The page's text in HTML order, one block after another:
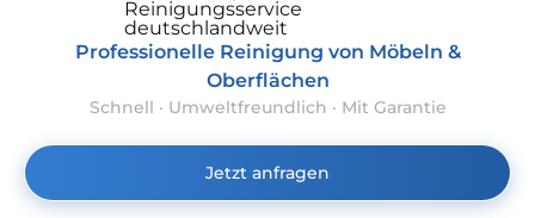
Professionelle Reinigung von Möbeln &
Oberflächen
Schnell · Umweltfreundlich · Mit Garantie
Jetzt anfragen